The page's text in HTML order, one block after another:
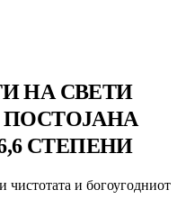
НА СВЕТИ
СТЕПЕНИ
и богоугодниот